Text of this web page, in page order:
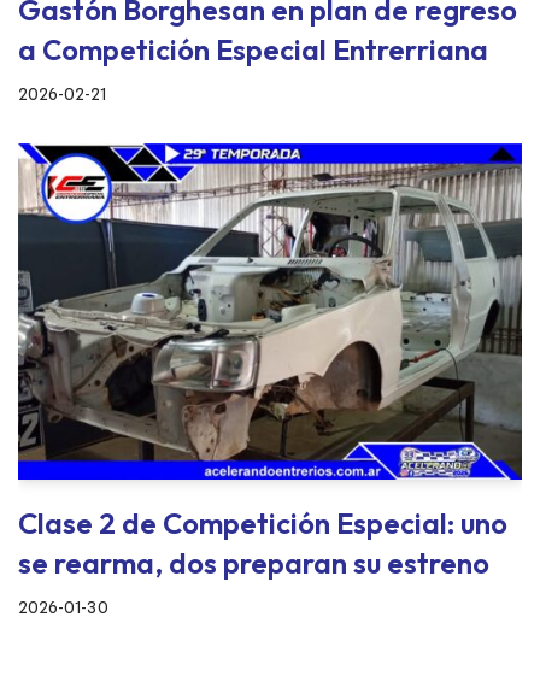
Gastón Borghesan en plan de regreso
a Competición Especial Entrerriana
2026-02-21
Clase 2 de Competición Especial: uno
se rearma, dos preparan su estreno
2026-01-30